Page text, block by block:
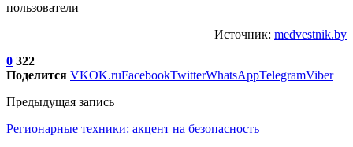
пользователи
Источник: medvestnik.by
0 322
Поделится VKOK.ruFacebookTwitterWhatsAppTelegramViber
Предыдущая запись
Регионарные техники: акцент на безопасность